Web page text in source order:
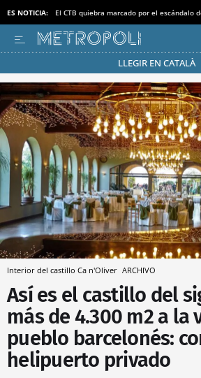
ES NOTICIA: El CTB quiebra marcado por el escándalo
LLEGIR EN CATALÀ
Pásate al MODO AHORRO
Interior del castillo Ca n'Oliver ARCHIVO
Así es el castillo del
más de 4.300 m2 a la
pueblo barcelonés:
helipuerto privado